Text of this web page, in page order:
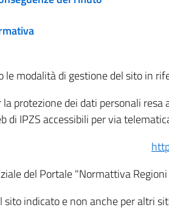
le modalità di gestione del sito in
protezione dei dati personali
di IPZS accessibili per via
del Portale "Normattiva
sito indicato e non anche per altri